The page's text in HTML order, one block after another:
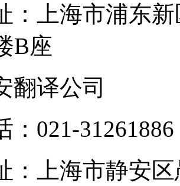
：
上海市浦东新
B座
翻译公司
： 021-31261886
：
上海市静安区